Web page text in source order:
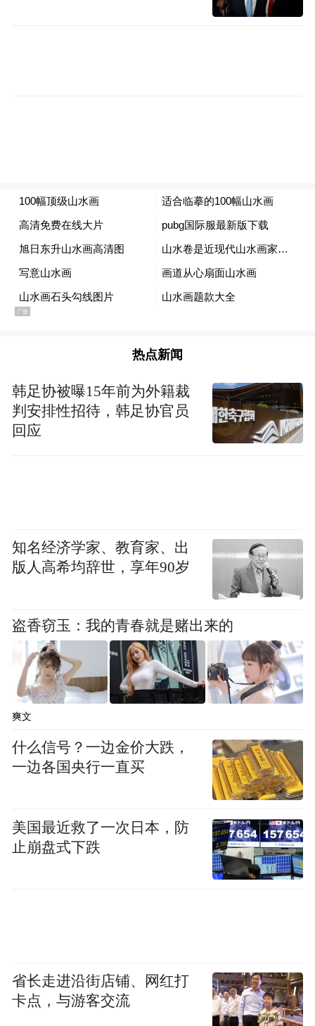
观赏过他临摹的宋画和元画，那泛黄的绢
成为他的好朋友。徐老的足迹远不止于川
蜀，大江南北、长城内外，南到琼岛，东至
海滨，数游黄山、匡庐、雁荡等，漂流过湘
西猛洞河，骑马于内蒙古科尔沁大草原。86
岁的他只身涉足祁连山、柴达木盆地，甚至
登上过帕米尔高原，数历险境而其心不改，
等地写生。其几十年积稿数千幅，可谓倾一
生之精力，穷天地之常理，窥自然之奇妙，
悟万物之生机，外师造化，中得心源。这些
凝聚着徐老一生心血与汗水的画稿，至今大
临古与写生这两样功夫如鸟之双翼，让徐老
自由翱翔于艺术的天空。临古深，故能达其
生多，故能得自然山川之灵气、花木鸟兽之
生机，不求气韵而气韵自至，不求成法而法
驾轻就熟。不管画坛如何风云变幻，他始终
循着自己的内心，踏着自己的节拍，不盲目
跟风，不刻意求新求变，而个人面貌自然显
热点新闻
韩足协被曝15年前为外籍裁
判安排性招待，韩足协官员
回应
知名经济学家、教育家、出
版人高希均辞世，享年90岁
盗香窃玉：我的青春就是赌出来的
爽文
什么信号？一边金价大跌，
一边各国央行一直买
美国最近救了一次日本，防
止崩盘式下跌
省长走进沿街店铺、网红打
卡点，与游客交流